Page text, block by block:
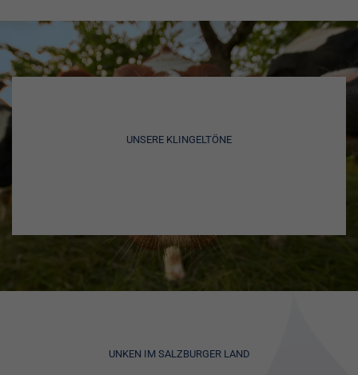
UNSERE KLINGELTÖNE
UNKEN IM SALZBURGER LAND